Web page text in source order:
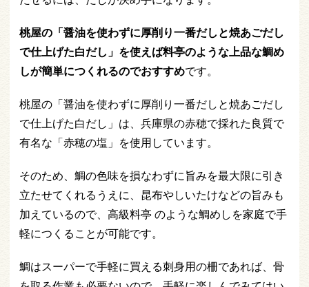
桃屋の「醤油を使わずに厚削り一番だしと焼あごだし
で仕上げた白だし」を使えば料亭のような上品な鯛め
しが簡単につくれるのでおすすめです。
桃屋の「醤油を使わずに厚削り一番だしと焼あごだし
で仕上げた白だし」は、兵庫県の赤穂で採れた良質で
有名な「赤穂の塩」を使用しています。
そのため、鯛の色味を損なわずに旨みを最大限に引き
立たせてくれるうえに、昆布やしいたけなどの旨みも
加えているので、高級料亭 のような鯛めしを家庭で手
軽につくることが可能です。
鯛はスーパーで手軽に買える刺身用の柵であれば、骨